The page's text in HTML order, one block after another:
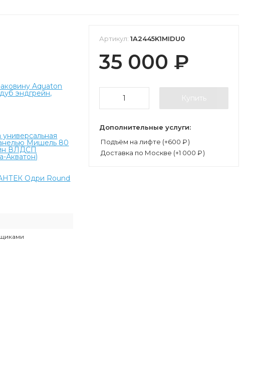
Aquaton
эндгрейн,
Мишель 80
ВЛДСП
Акватон)
Одри Round
Артикул: 1A2445K1MIDU0
35 000 ₽
Купить
Дополнительные услуги:
Подъём на лифте (+600 ₽)
Доставка по Москве (+1 000 ₽)